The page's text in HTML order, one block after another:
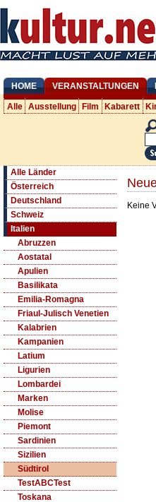
HOME VERANSTALTUNGEN
Alle Ausstellung Film Kabarett
Alle Länder
Österreich
Deutschland
Schweiz
Italien
Abruzzen
Aostatal
Apulien
Basilikata
Emilia-Romagna
Friaul-Julisch Venetien
Kalabrien
Kampanien
Latium
Ligurien
Lombardei
Marken
Molise
Piemont
Sardinien
Sizilien
Südtirol
TestABCTest
Toskana
Keine